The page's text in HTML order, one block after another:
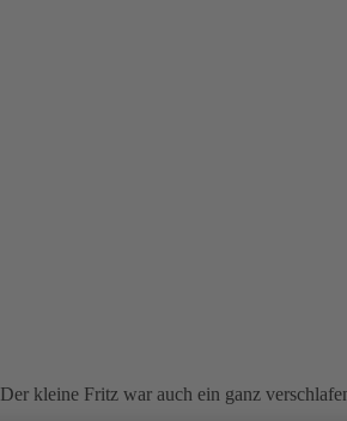
Der kleine Fritz war auch ein ganz